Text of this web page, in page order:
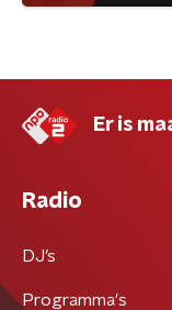
Er is
Radio
DJ’s
Programma's